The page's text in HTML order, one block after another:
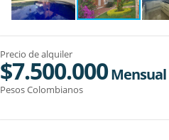
Precio de alquiler
$7.500.000Mensual
Pesos Colombianos